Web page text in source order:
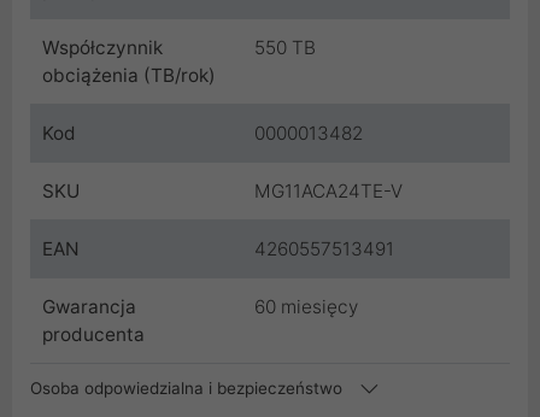
Współczynnik
obciążenia (TB/rok)
550 TB
Kod 0000013482
SKU MG11ACA24TE-V
EAN 4260557513491
Gwarancja
producenta
60 miesięcy
Osoba odpowiedzialna i bezpieczeństwo